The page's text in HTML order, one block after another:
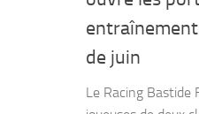
de juin
Le Racing Bastide